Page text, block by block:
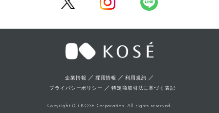
企業情報 ／ 採用情報 ／利用規約 ／
プライバシーポリシー ／特定商取引法に基づく表記
Copyright (C) KOSE Corporation. All rights reserved.